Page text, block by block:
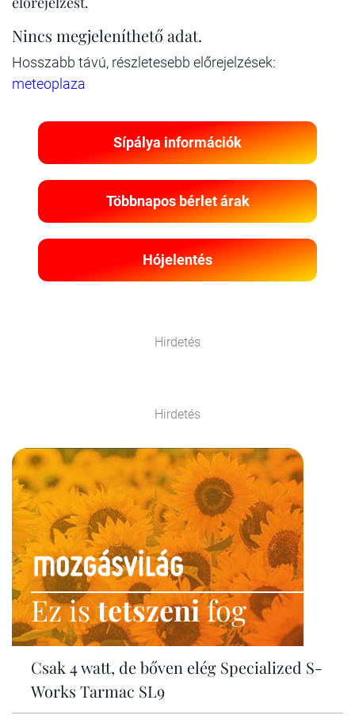
Nincs megjeleníthető adat.
Hosszabb távú, részletesebb előrejelzések:
meteoplaza
Sípálya információk
Többnapos bérlet árak
Hójelentés
Hirdetés
Hirdetés
Ez istetszenifog
Csak 4 watt, de bőven elég Specialized S-
Works Tarmac SL9